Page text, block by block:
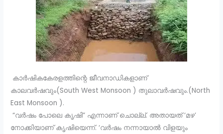
കാർഷികകേരളത്തിന്റെ ജീവനാഡികളാണ്
കാലവർഷവും(South West Monsoon ) തുലാവർഷവും.(North
East Monsoon ).
“വർഷം പോലെ കൃഷി” എന്നാണ് ചൊല്ല്. അതായത് ‘മഴ’
നോക്കിയാണ് കൃഷിയെന്ന്. ‘വർഷം നന്നായാൽ വിളയും